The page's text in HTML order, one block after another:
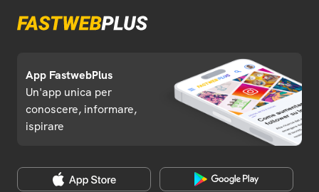
App FastwebPlus
Un'app unica per
conoscere, informare,
ispirare